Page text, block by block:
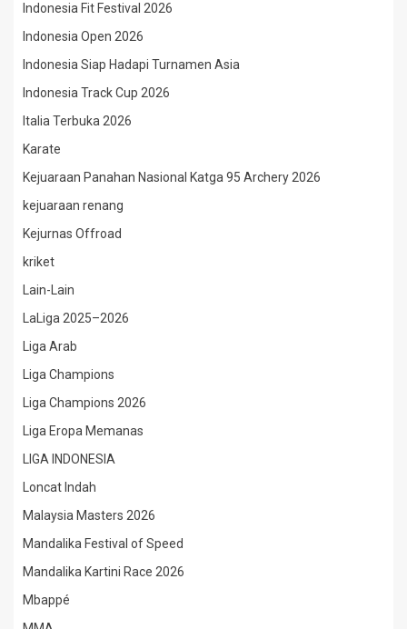
Indonesia Fit Festival 2026
Indonesia Open 2026
Indonesia Siap Hadapi Turnamen Asia
Indonesia Track Cup 2026
Italia Terbuka 2026
Karate
Kejuaraan Panahan Nasional Katga 95 Archery 2026
kejuaraan renang
Kejurnas Offroad
kriket
Lain-Lain
LaLiga 2025–2026
Liga Arab
Liga Champions
Liga Champions 2026
Liga Eropa Memanas
LIGA INDONESIA
Loncat Indah
Malaysia Masters 2026
Mandalika Festival of Speed
Mandalika Kartini Race 2026
Mbappé